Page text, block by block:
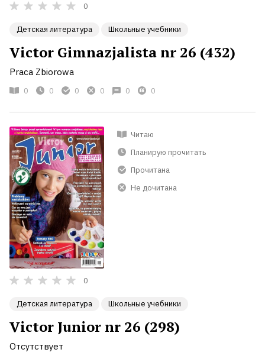
0
Детская литература Школьные учебники
Victor Gimnazjalista nr 26 (432)
Praca Zbiorowa
0 0 0 0 0 0
Читаю
Планирую прочитать
Прочитана
Не дочитана
0
Детская литература Школьные учебники
Victor Junior nr 26 (298)
Отсутствует